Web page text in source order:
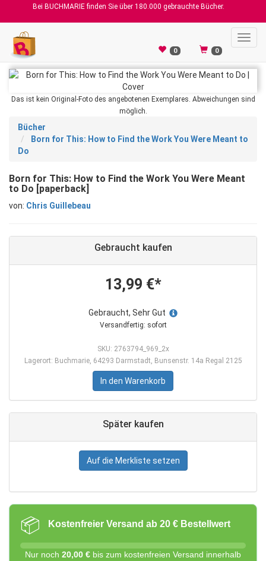
Bei BUCHMARIE finden Sie über 180.000 gebrauchte Bücher.
0 0
Das ist kein Original-Foto des angebotenen Exemplares. Abweichungen sind
möglich.
Bücher
Born for This: How to Find the Work You Were Meant to
Do
Born for This: How to Find the Work You Were Meant
to Do [paperback]
von: Chris Guillebeau
Gebraucht kaufen
13,99 €*
Gebraucht, Sehr Gut
Versandfertig: sofort
SKU: 2763794_969_2x
Lagerort: Buchmarie, 64293 Darmstadt, Bunsenstr. 14a Regal 2125
In den Warenkorb
Später kaufen
Auf die Merkliste setzen
📦 Kostenfreier Versand ab 20 € Bestellwert
Nur noch 20,00 € bis zum kostenfreien Versand innerhalb